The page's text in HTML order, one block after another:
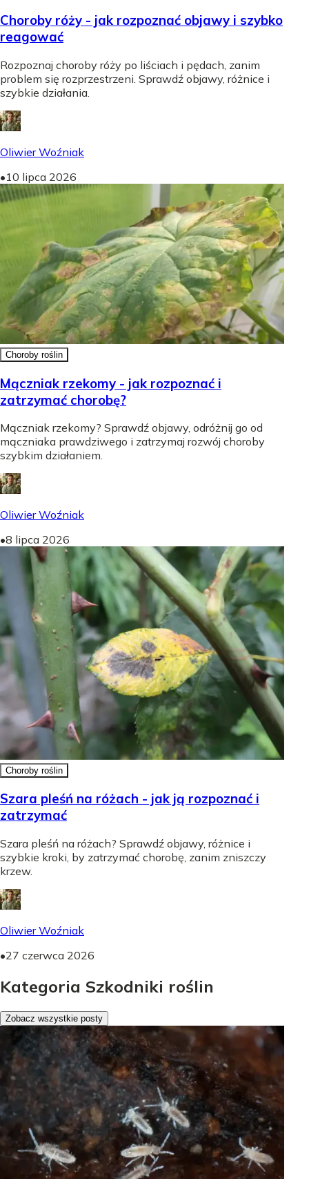
Choroby róży - jak rozpoznać objawy i szybko
reagować
Rozpoznaj choroby róży po liściach i pędach, zanim
problem się rozprzestrzeni. Sprawdź objawy, różnice i
szybkie działania.
Oliwier Woźniak
•10 lipca 2026
Choroby roślin
Mączniak rzekomy - jak rozpoznać i
zatrzymać chorobę?
Mączniak rzekomy? Sprawdź objawy, odróżnij go od
mączniaka prawdziwego i zatrzymaj rozwój choroby
szybkim działaniem.
Oliwier Woźniak
•8 lipca 2026
Choroby roślin
Szara pleśń na różach - jak ją rozpoznać i
zatrzymać
Szara pleśń na różach? Sprawdź objawy, różnice i
szybkie kroki, by zatrzymać chorobę, zanim zniszczy
krzew.
Oliwier Woźniak
•27 czerwca 2026
Kategoria Szkodniki roślin
Zobacz wszystkie posty